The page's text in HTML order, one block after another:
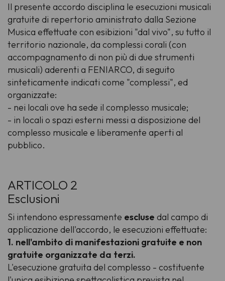
Il presente accordo disciplina le esecuzioni musicali
gratuite di repertorio aministrato dalla Sezione
Musica effettuate con esibizioni "dal vivo", su tutto il
territorio nazionale, da complessi corali (con
accompagnamento di non più di due strumenti
musicali) aderenti a FENIARCO, di seguito
sinteticamente indicati come "complessi", ed
organizzate:
- nei locali ove ha sede il complesso musicale;
- in locali o spazi esterni messi a disposizione del
complesso musicale e liberamente aperti al
pubblico.
ARTICOLO 2
Esclusioni
Si intendono espressamente escluse dal campo di
applicazione dell'accordo, le esecuzioni effettuate:
1. nell'ambito di manifestazioni gratuite e non
gratuite organizzate da terzi.
L'esecuzione gratuita del complesso - costituente